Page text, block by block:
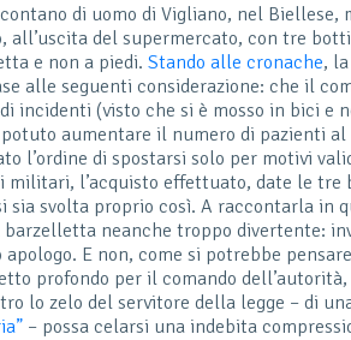
di uomo di Vigliano, nel Biellese,
all’uscita del supermercato, con tre
e non a piedi.Stando alle cronache,
alle seguenti considerazione: che il
incidenti (visto che si è mosso in bici e
aumentare il numero di pazienti al
l’ordine di spostarsi solo per motivi
militari, l’acquisto effettuato, date le tre
sia svolta proprio così. A raccontarla in
barzelletta neanche troppo divertente:
E non, come si potrebbe
profondo per il comando
lo zelo del servitore della legge – di
– possa celarsi una indebita